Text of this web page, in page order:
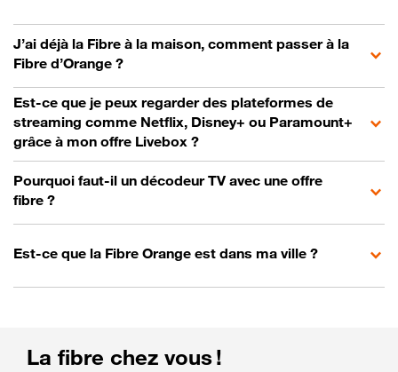
J’ai déjà la Fibre à la maison, comment passer à la
Fibre d’Orange ?
Est-ce que je peux regarder des plateformes de
streaming comme Netflix, Disney+ ou Paramount+
grâce à mon offre Livebox ?
Pourquoi faut-il un décodeur TV avec une offre
fibre ?
Est-ce que la Fibre Orange est dans ma ville ?
La fibre chez vous !